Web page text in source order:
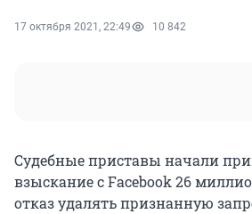
17 октября 2021, 22:49 10 842
Судебные приставы начали
взыскание с Facebook 26
отказ удалять признанную